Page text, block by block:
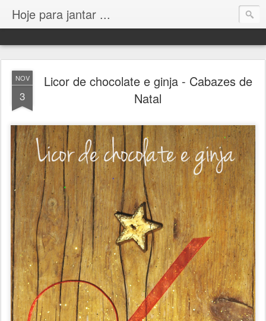
Hoje para jantar ...
NOV
3
Licor de chocolate e ginja - Cabazes de
Natal